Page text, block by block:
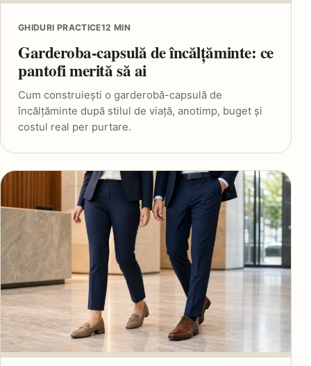
GHIDURI PRACTICE12 MIN
Garderoba-capsulă de încălțăminte: ce
pantofi merită să ai
Cum construiești o garderobă-capsulă de
încălțăminte după stilul de viață, anotimp, buget și
costul real per purtare.